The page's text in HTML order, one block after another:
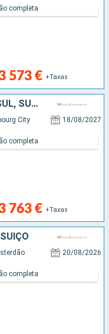
573 € +Taxas
completa
EUROPA DO NORTE, AFRICA DO SUL, SUÍÇO, ALEMANHA, FRANÇA
City 18/08/2027
763 € +Taxas
completa
20/08/2026
completa